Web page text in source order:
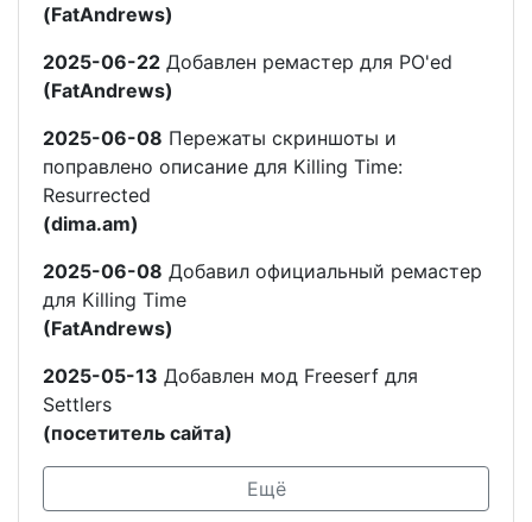
(FatAndrews)
2025-06-22 Добавлен ремастер для PO'ed
(FatAndrews)
2025-06-08 Пережаты скриншоты и
поправлено описание для Killing Time:
Resurrected
(dima.am)
2025-06-08 Добавил официальный ремастер
для Killing Time
(FatAndrews)
2025-05-13 Добавлен мод Freeserf для
Settlers
(посетитель сайта)
Ещё